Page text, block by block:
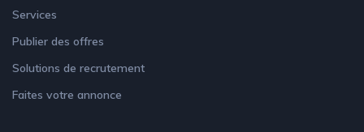
Services
Publier des offres
Solutions de recrutement
Faites votre annonce